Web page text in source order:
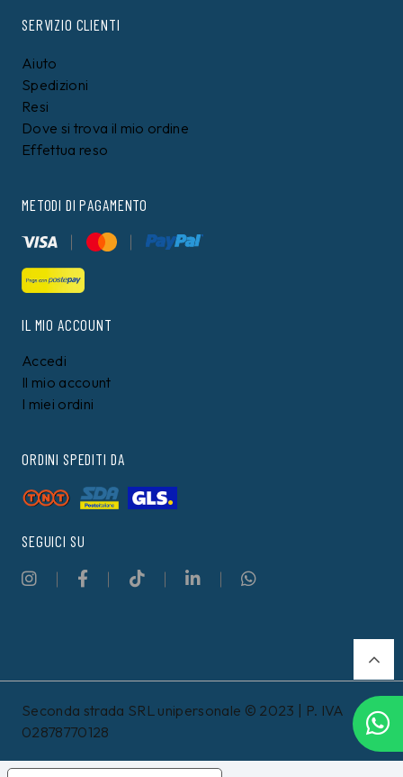
SERVIZIO CLIENTI
Aiuto
Spedizioni
Resi
Dove si trova il mio ordine
Effettua reso
METODI DI PAGAMENTO
IL MIO ACCOUNT
Accedi
Il mio account
I miei ordini
ORDINI SPEDITI DA
SEGUICI SU
Seconda strada SRL unipersonale © 2023 | P. IVA
02878770128